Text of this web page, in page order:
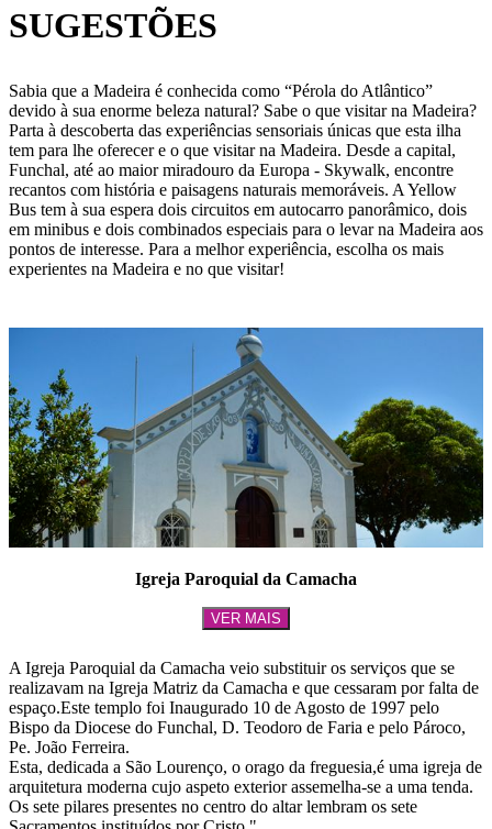
SUGESTÕES
Sabia que a Madeira é conhecida como “Pérola do Atlântico”
devido à sua enorme beleza natural? Sabe o que visitar na Madeira?
Parta à descoberta das experiências sensoriais únicas que esta ilha
tem para lhe oferecer e o que visitar na Madeira. Desde a capital,
Funchal, até ao maior miradouro da Europa - Skywalk, encontre
recantos com história e paisagens naturais memoráveis. A Yellow
Bus tem à sua espera dois circuitos em autocarro panorâmico, dois
em minibus e dois combinados especiais para o levar na Madeira aos
pontos de interesse. Para a melhor experiência, escolha os mais
experientes na Madeira e no que visitar!
Igreja Paroquial da Camacha
VER MAIS
A Igreja Paroquial da Camacha veio substituir os serviços que se
realizavam na Igreja Matriz da Camacha e que cessaram por falta de
espaço.Este templo foi Inaugurado 10 de Agosto de 1997 pelo
Bispo da Diocese do Funchal, D. Teodoro de Faria e pelo Pároco,
Pe. João Ferreira.
Esta, dedicada a São Lourenço, o orago da freguesia,é uma igreja de
arquitetura moderna cujo aspeto exterior assemelha-se a uma tenda.
Os sete pilares presentes no centro do altar lembram os sete